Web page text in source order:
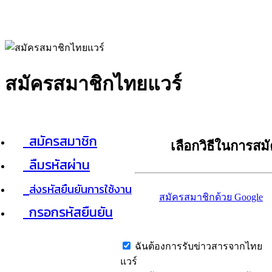
สมัครสมาชิกไทยแวร์
สมัครสมาชิก
ลืมรหัสผ่าน
ส่งรหัสยืนยันการใช้งาน
กรอกรหัสยืนยัน
เลือกวิธีในการส
สมัครสมาชิกด้วย Google
ฉันต้องการรับข่าวสารจากไทย
แวร์